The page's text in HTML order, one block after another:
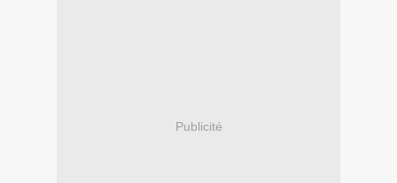
Publicité